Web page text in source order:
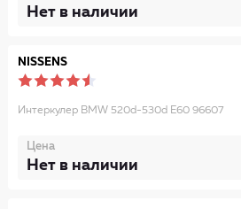
Нет в наличии
NISSENS
Интеркулер BMW 520d-530d E60 96607
Цена
Нет в наличии